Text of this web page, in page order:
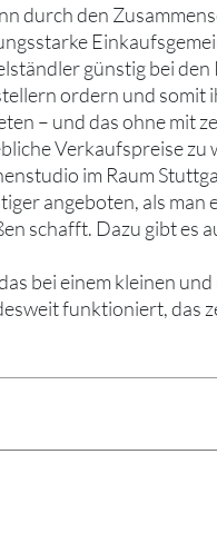
durch den
günstig bei
ordern und somit
– und das ohne mit
Verkaufspreise zu
im Raum
angeboten, als
schafft. Dazu gibt es
bei einem kleinen
funktioniert, das